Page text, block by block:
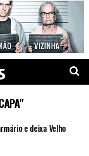
e deixa Velho